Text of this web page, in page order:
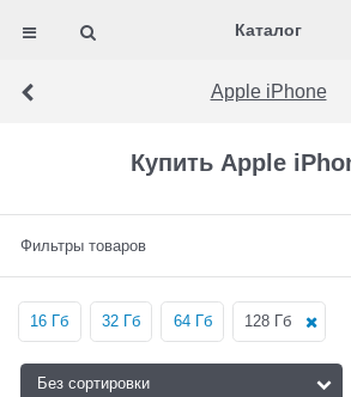
Каталог
Apple iPhone
Купить Apple
Фильтры товаров
16 Гб 32 Гб 64 Гб 128 Гб